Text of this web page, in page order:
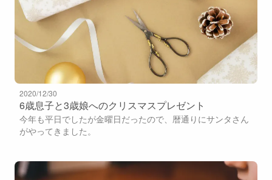
2020/12/30
6歳息子と3歳娘へのクリスマスプレゼント
今年も平日でしたが金曜日だったので、暦通りにサンタさん
がやってきました。